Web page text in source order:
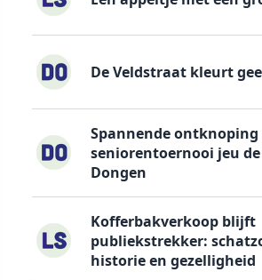
De Veldstraat kleurt
Spannende
seniorentoernooi jeu
Dongen
Kofferbakverkoop blijft
publiekstrekker:
historie en gezelligheid